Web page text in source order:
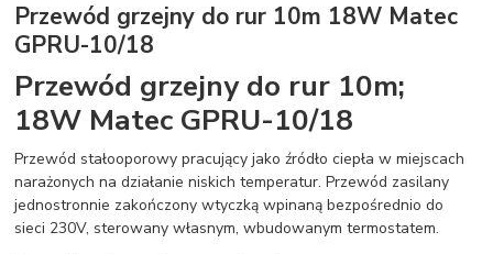
Przewód grzejny do rur 10m 18W Matec
GPRU-10/18
Przewód grzejny do rur 10m;
18W Matec GPRU-10/18
Przewód stałooporowy pracujący jako źródło ciepła w miejscach
narażonych na działanie niskich temperatur. Przewód zasilany
jednostronnie zakończony wtyczką wpinaną bezpośrednio do
sieci 230V, sterowany własnym, wbudowanym termostatem.